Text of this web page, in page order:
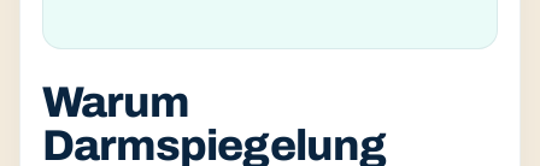
Warum
Darmspiegelung